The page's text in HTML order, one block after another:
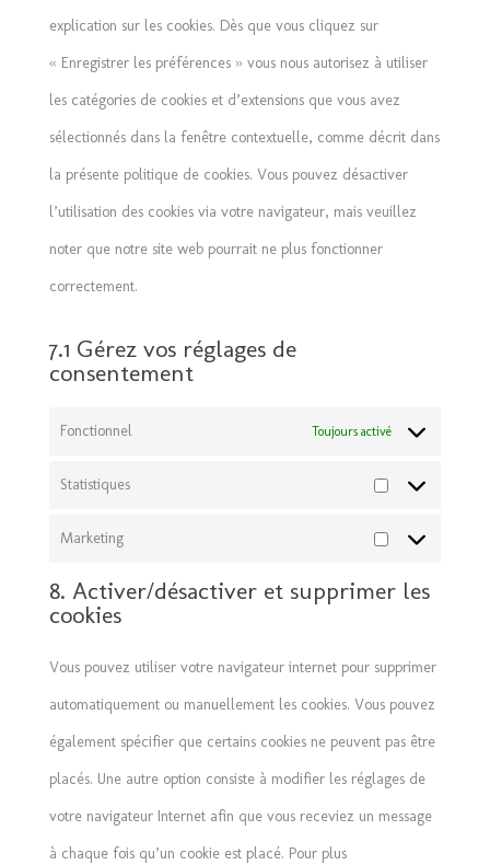
explication sur les cookies. Dès que vous cliquez sur
« Enregistrer les préférences » vous nous autorisez à utiliser
les catégories de cookies et d’extensions que vous avez
sélectionnés dans la fenêtre contextuelle, comme décrit dans
la présente politique de cookies. Vous pouvez désactiver
l’utilisation des cookies via votre navigateur, mais veuillez
noter que notre site web pourrait ne plus fonctionner
correctement.
7.1 Gérez vos réglages de
consentement
Fonctionnel Toujours activé
Statistiques
Marketing
8. Activer/désactiver et supprimer les
cookies
Vous pouvez utiliser votre navigateur internet pour supprimer
automatiquement ou manuellement les cookies. Vous pouvez
également spécifier que certains cookies ne peuvent pas être
placés. Une autre option consiste à modifier les réglages de
votre navigateur Internet afin que vous receviez un message
à chaque fois qu’un cookie est placé. Pour plus